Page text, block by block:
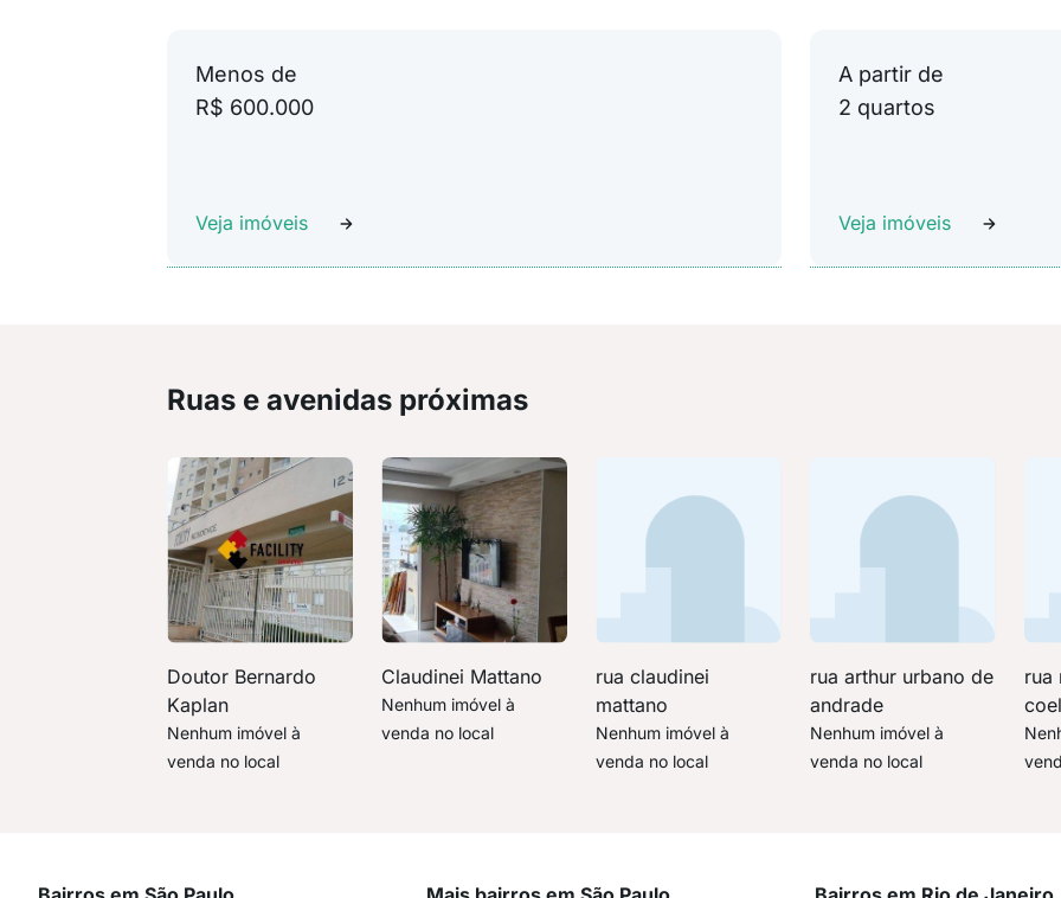
Menos de
R$ 600.000
Veja imóveis
A partir de
2 quartos
Veja imóveis
Ruas e avenidas próximas
Doutor Bernardo
Kaplan
Nenhum imóvel à
venda no local
Claudinei Mattano
Nenhum imóvel à
venda no local
rua claudinei
mattano
Nenhum imóvel à
venda no local
rua arthur urbano de
andrade
Nenhum imóvel à
venda no local
rua